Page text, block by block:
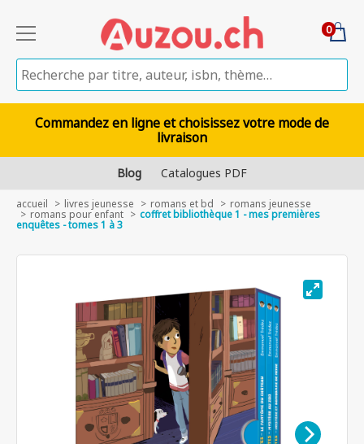
0
Commandez en ligne et choisissez votre mode de
livraison
Blog Catalogues PDF
accueil livres jeunesse romans et bd romans jeunesse
romans pour enfant coffret bibliothèque 1 - mes premières
enquêtes - tomes 1 à 3